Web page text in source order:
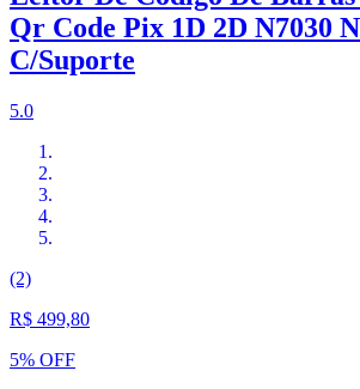
Qr Code Pix 1D 2D N7030
C/Suporte
5.0
(2)
R$ 499,80
5% OFF